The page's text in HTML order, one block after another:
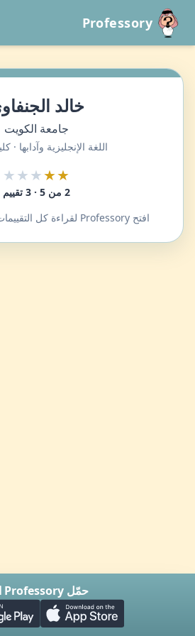
Professory
خالد
جامعة الكويت
اللغة الإنجليزية وآدابها ·
★★
★★★
2 من 5 · 3 تقييم
افتح Professory لقراءة كل التقييمات ومشاركة تجربتك
حمّل Professory الآن